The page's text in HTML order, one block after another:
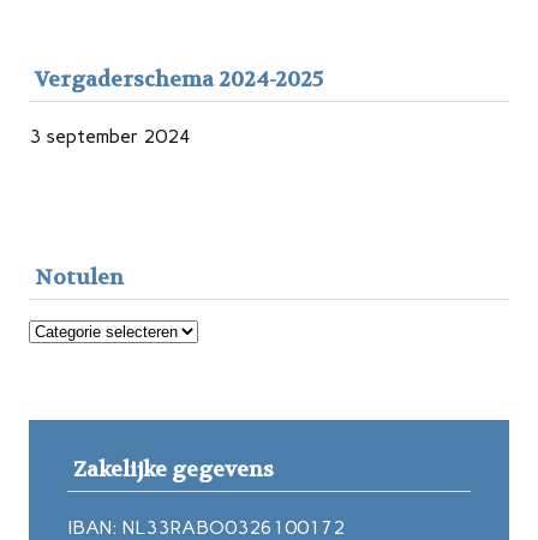
Vergaderschema 2024-2025
3 september 2024
Notulen
Notulen
Zakelijke gegevens
IBAN: NL33RABO0326100172